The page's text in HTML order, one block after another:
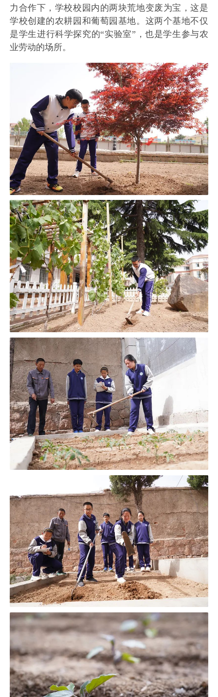
力合作下，学校校园内的两块荒地变废为宝，这是
学校创建的农耕园和葡萄园基地。这两个基地不仅
是学生进行科学探究的“实验室”，也是学生参与农
业劳动的场所。